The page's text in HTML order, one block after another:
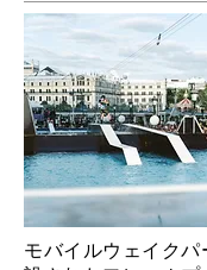
モバイルウェイク